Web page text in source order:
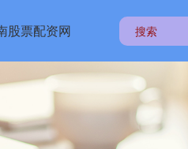
股票配资网